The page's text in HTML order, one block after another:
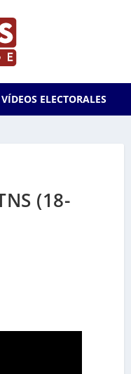
VÍDEOS ELECTORALES
(18-